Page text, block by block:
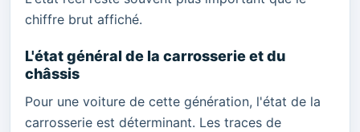
chiffre brut affiché.
L'état général de la carrosserie et du
châssis
Pour une voiture de cette génération, l'état de la
carrosserie est déterminant. Les traces de